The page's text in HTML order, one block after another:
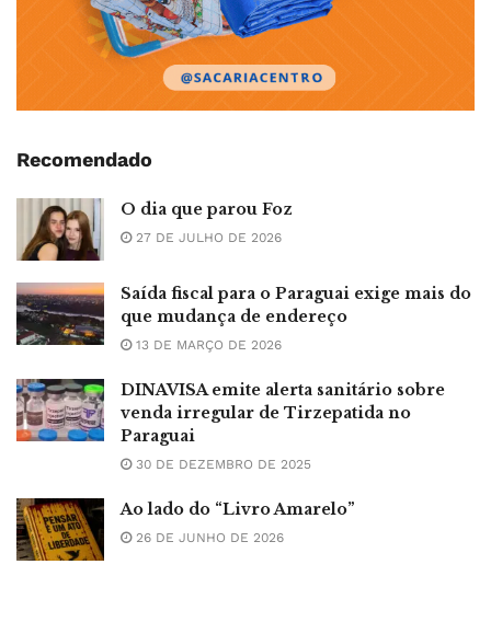
Recomendado
O dia que parou Foz
27 DE JULHO DE 2026
Saída fiscal para o Paraguai exige mais do
que mudança de endereço
13 DE MARÇO DE 2026
DINAVISA emite alerta sanitário sobre
venda irregular de Tirzepatida no
Paraguai
30 DE DEZEMBRO DE 2025
Ao lado do “Livro Amarelo”
26 DE JUNHO DE 2026